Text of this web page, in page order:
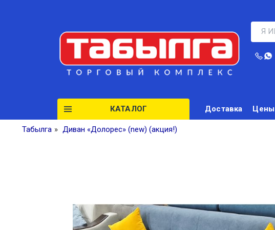
КАТАЛОГ Доставка Цены
Табылга » Диван «Долорес» (new) (акция!)